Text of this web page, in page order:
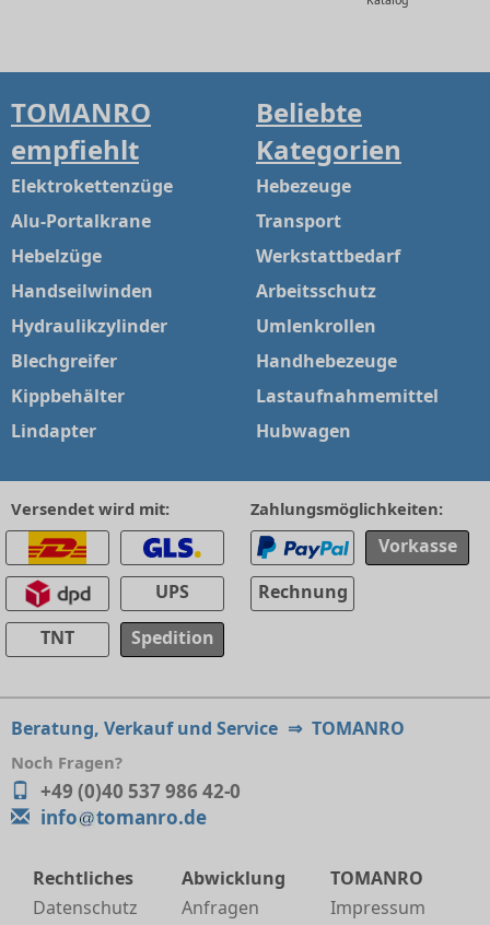
TOMANRO
empfiehlt
Elektrokettenzüge
Alu-Portalkrane
Hebelzüge
Handseilwinden
Hydraulikzylinder
Blechgreifer
Kippbehälter
Lindapter
Beliebte
Kategorien
Hebezeuge
Transport
Werkstattbedarf
Arbeitsschutz
Umlenkrollen
Handhebezeuge
Lastaufnahmemittel
Hubwagen
Versendet wird mit:
UPS
TNT
Spedition
Zahlungsmöglichkeiten:
Vorkasse
Rechnung
Beratung, Verkauf und Service ⇒ TOMANRO
Noch Fragen?
+49 (0)40 537 986 42-0
info
tomanro.de
Rechtliches
Datenschutz
Abwicklung
Anfragen
TOMANRO
Impressum